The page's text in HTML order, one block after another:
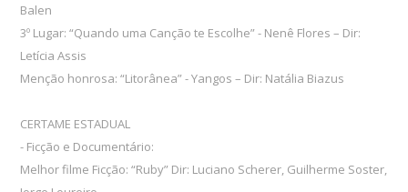
Balen
3º Lugar: “Quando uma Canção te Escolhe” - Nenê Flores – Dir:
Letícia Assis
Menção honrosa: “Litorânea” - Yangos – Dir: Natália Biazus
CERTAME ESTADUAL
- Ficção e Documentário:
Melhor filme Ficção: “Ruby” Dir: Luciano Scherer, Guilherme Soster,